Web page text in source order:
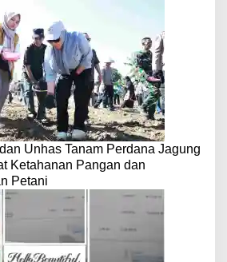
Unhas Tanam Perdana Jagung
Ketahanan Pangan dan
Petani